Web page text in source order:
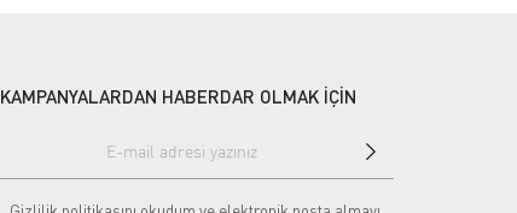
KAMPANYALARDAN HABERDAR OLMAK İÇİN